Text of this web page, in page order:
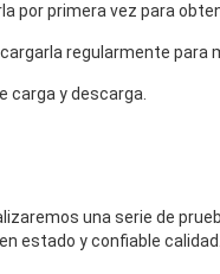
por primera vez para
regularmente para
carga y descarga.
una serie de
estado y confiable calidad.